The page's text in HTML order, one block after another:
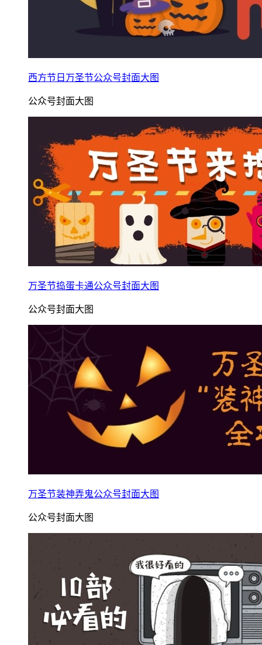
西方节日万圣节公众号封面大图
公众号封面大图
万圣节捣蛋卡通公众号封面大图
公众号封面大图
万圣节装神弄鬼公众号封面大图
公众号封面大图